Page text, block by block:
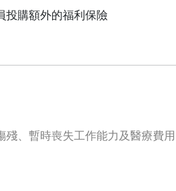
投購額外的福利保險
、暫時喪失工作能力及醫療費用